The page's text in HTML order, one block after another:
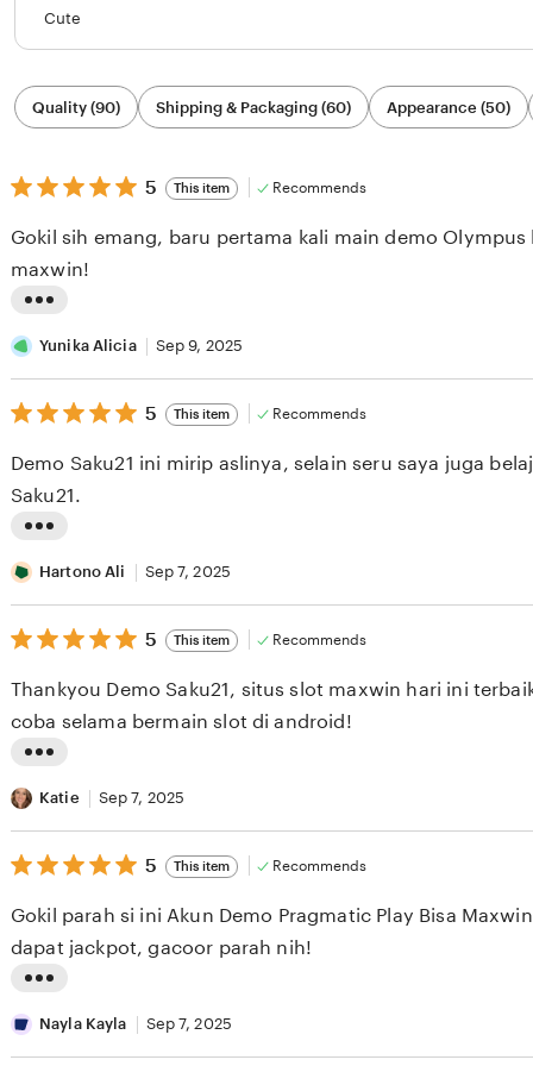
Cute
Filter
by
category
Quality (90) Shipping & Packaging (60) Appearance (50)
5
out
5
stars
5 This item Recommends
i
s
t
n
g
e
v
i
w
b
B
a
y
H
a
a
n
Gokil sih emang, baru pertama kali main demo
maxwin!
Yunika Alicia Sep 9, 2025
5
out
5
stars
5 This item Recommends
i
s
t
n
g
e
v
i
w
b
M
a
Demo Saku21 ini mirip aslinya, selain seru saya juga
Saku21.
Hartono Ali Sep 7, 2025
5
out
5
stars
5 This item Recommends
i
s
t
n
g
e
v
Thankyou Demo Saku21, situs slot maxwin hari ini
coba selama bermain slot di android!
Katie Sep 7, 2025
5
out
5
stars
5 This item Recommends
i
s
Gokil parah si ini Akun Demo Pragmatic Play Bisa
dapat jackpot, gacoor parah nih!
Nayla Kayla Sep 7, 2025